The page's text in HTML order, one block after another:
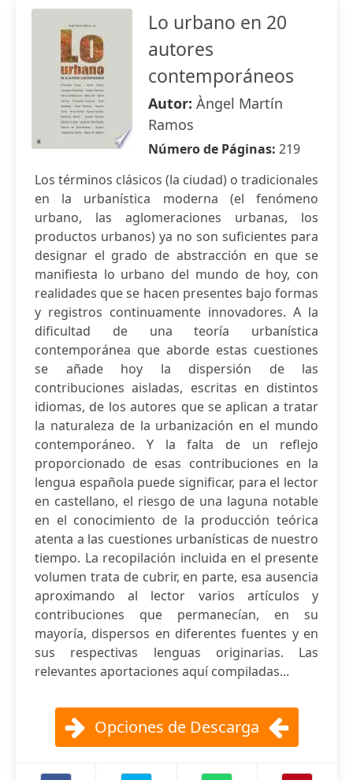
Lo urbano en 20
autores
contemporáneos
Autor: Àngel Martín
Ramos
Número de Páginas: 219
Los términos clásicos (la ciudad) o tradicionales
en la urbanística moderna (el fenómeno
urbano, las aglomeraciones urbanas, los
productos urbanos) ya no son suficientes para
designar el grado de abstracción en que se
manifiesta lo urbano del mundo de hoy, con
realidades que se hacen presentes bajo formas
y registros continuamente innovadores. A la
dificultad de una teoría urbanística
contemporánea que aborde estas cuestiones
se añade hoy la dispersión de las
contribuciones aisladas, escritas en distintos
idiomas, de los autores que se aplican a tratar
la naturaleza de la urbanización en el mundo
contemporáneo. Y la falta de un reflejo
proporcionado de esas contribuciones en la
lengua española puede significar, para el lector
en castellano, el riesgo de una laguna notable
en el conocimiento de la producción teórica
atenta a las cuestiones urbanísticas de nuestro
tiempo. La recopilación incluida en el presente
volumen trata de cubrir, en parte, esa ausencia
aproximando al lector varios artículos y
contribuciones que permanecían, en su
mayoría, dispersos en diferentes fuentes y en
sus respectivas lenguas originarias. Las
relevantes aportaciones aquí compiladas...
Opciones de Descarga